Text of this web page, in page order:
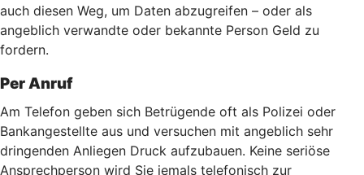
auch diesen Weg, um Daten abzugreifen – oder als
angeblich verwandte oder bekannte Person Geld zu
fordern.
Per Anruf
Am Telefon geben sich Betrügende oft als Polizei oder
Bankangestellte aus und versuchen mit angeblich sehr
dringenden Anliegen Druck aufzubauen. Keine seriöse
Ansprechperson wird Sie jemals telefonisch zur